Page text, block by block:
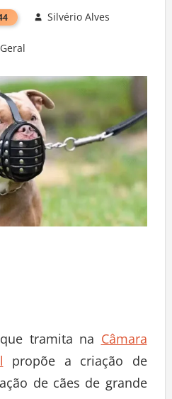
Silvério Alves
Geral
tramita naCâmara
propõe a criação de
de cães de grande